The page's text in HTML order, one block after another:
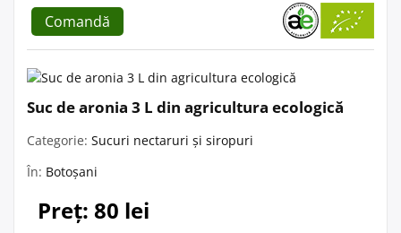
Comandă
Suc de aronia 3 L din agricultura ecologică
Categorie: Sucuri nectaruri și siropuri
În: Botoșani
Preț: 80 lei